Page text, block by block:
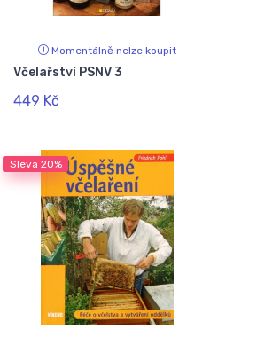
Momentálně nelze koupit
Včelařství PSNV 3
449 Kč
Sleva 20%